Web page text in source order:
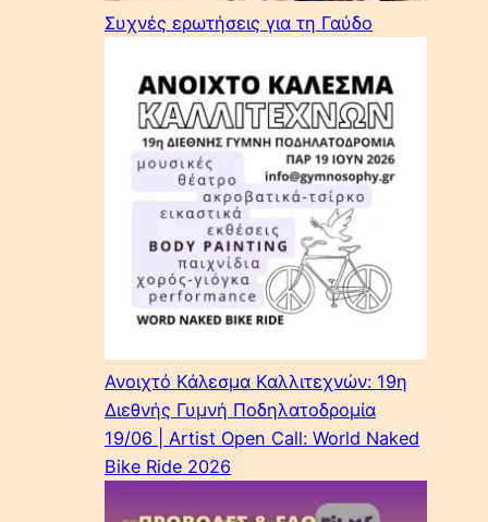
Συχνές ερωτήσεις για τη Γαύδο
Ανοιχτό Κάλεσμα Καλλιτεχνών: 19η
Διεθνής Γυμνή Ποδηλατοδρομία
19/06 | Artist Open Call: World Naked
Bike Ride 2026